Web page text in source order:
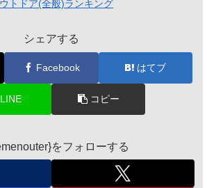
トドア(全般)ランキング
シェアする
Facebook はてブ
LINE コピー
をフォローする